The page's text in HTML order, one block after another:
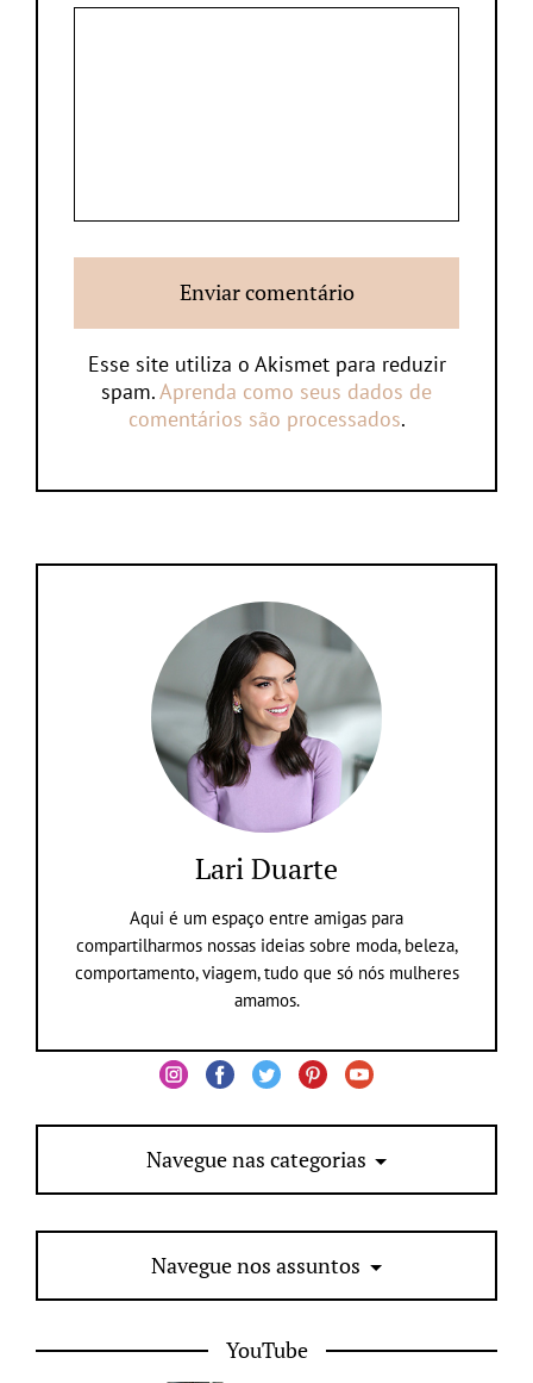
Esse site utiliza o Akismet para reduzir
spam.Aprenda como seus dados de
comentários são processados.
Lari Duarte
Aqui é um espaço entre amigas para
compartilharmos nossas ideias sobre moda, beleza,
comportamento, viagem, tudo que só nós mulheres
amamos.
Navegue nas categorias
Navegue nos assuntos
YouTube